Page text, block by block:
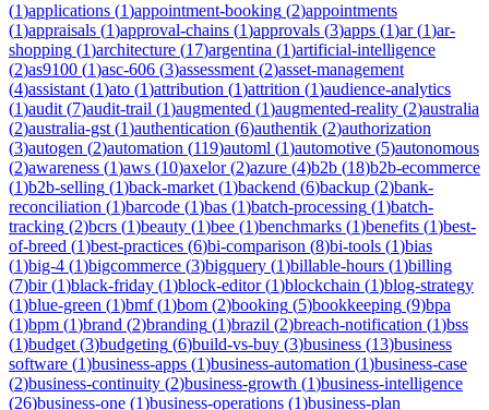
(1)applications (1)appointment-booking (2)appointments
(1)appraisals (1)approval-chains (1)approvals (3)apps (1)ar(1)ar-
shopping (1)architecture (17)argentina (1)artificial-intelligence
(2)as9100 (1)asc-606 (3)assessment (2)asset-management
(4)assistant (1)ato (1)attribution (1)attrition (1)audience-analytics
(1)audit (7)audit-trail (1)augmented (1)augmented-reality (2)australia
(2)australia-gst (1)authentication (6)authentik (2)authorization
(3)autogen (2)automation (119)automl (1)automotive (5)autonomous
(2)awareness (1)aws (10)axelor(2)azure (4)b2b (18)b2b-ecommerce
(1)b2b-selling (1)back-market (1)backend (6)backup (2)bank-
reconciliation (1)barcode (1)bas (1)batch-processing (1)batch-
tracking (2)bcrs (1)beauty (1)bee (1)benchmarks (1)benefits (1)best-
of-breed (1)best-practices (6)bi-comparison (8)bi-tools (1)bias
(1)big-4 (1)bigcommerce (3)bigquery (1)billable-hours (1)billing
(7)bir(1)black-friday (1)block-editor(1)blockchain (1)blog-strategy
(1)blue-green (1)bmf(1)bom (2)booking (5)bookkeeping (9)bpa
(1)bpm (1)brand (2)branding (1)brazil (2)breach-notification (1)bss
(1)budget (3)budgeting (6)build-vs-buy (3)business (13)business
software (1)business-apps (1)business-automation (1)business-case
(2)business-continuity (2)business-growth (1)business-intelligence
(26)business-one (1)business-operations (1)business-plan